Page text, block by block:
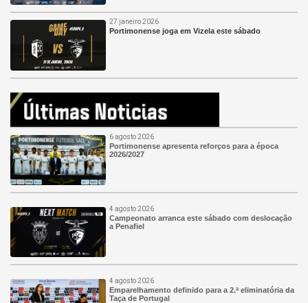
27 janeiro 2026
Portimonense joga em Vizela este sábado
6 agosto 2026
Portimonense apresenta reforços para a época
2026/2027
4 agosto 2026
Campeonato arranca este sábado com deslocação
a Penafiel
4 agosto 2026
Emparelhamento definido para a 2.ª eliminatória da
Taça de Portugal